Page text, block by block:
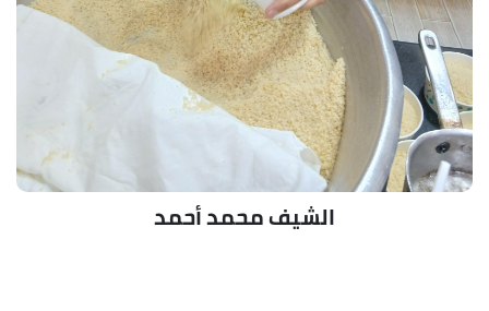
الشيف محمد أحمد